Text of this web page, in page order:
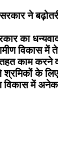
ने
का
विकास में
तहत काम
श्रमिकों के
में